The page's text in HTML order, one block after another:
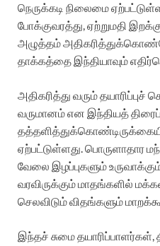
நெருக்கடி நிலைமை
போக்குவரத்து, ஏற்றுமதி
அழுத்தம்
தாக்கத்தை இந்தியாவும்
அதிகரித்து வரும் தயாரிப்புச்
வருமானம் என இந்தியத்
ஏற்பட்டுள்ளது. பொருளாதார
வேலை இழப்புகளும்
வரவிருக்கும் மாதங்களில்
செலவிடும் விதங்களும்
இந்தச் சுமை தயாரிப்பாளர்கள்,